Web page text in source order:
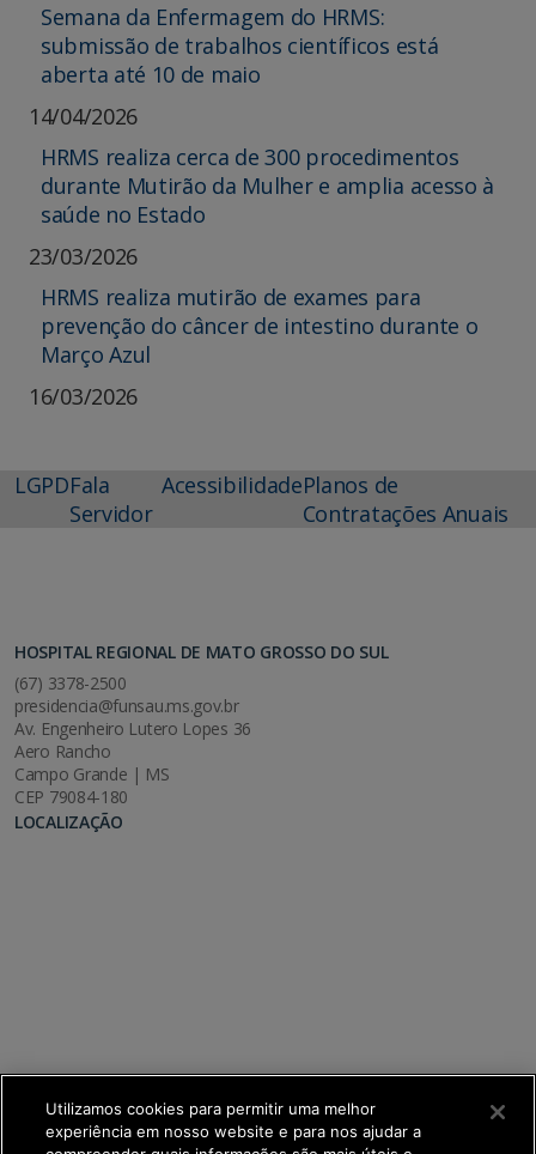
Semana da Enfermagem do HRMS:
submissão de trabalhos científicos está
aberta até 10 de maio
14/04/2026
HRMS realiza cerca de 300 procedimentos
durante Mutirão da Mulher e amplia acesso à
saúde no Estado
23/03/2026
HRMS realiza mutirão de exames para
prevenção do câncer de intestino durante o
Março Azul
16/03/2026
LGPDFala
Servidor
AcessibilidadePlanos de
Contratações Anuais
HOSPITAL REGIONAL DE MATO GROSSO DO SUL
(67) 3378-2500
presidencia@funsau.ms.gov.br
Av. Engenheiro Lutero Lopes 36
Aero Rancho
Campo Grande | MS
CEP 79084-180
LOCALIZAÇÃO
Utilizamos cookies para permitir uma melhor
experiência em nosso website e para nos ajudar a